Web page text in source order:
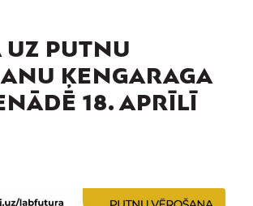
PUTNU
ĶENGARAGA
18. APRĪLĪ